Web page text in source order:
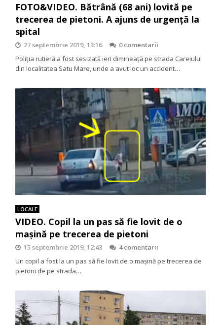
FOTO&VIDEO. Bătrână (68 ani) lovită pe
trecerea de pietoni. A ajuns de urgență la
spital
27 septembrie 2019, 13:16
0 comentarii
Poliţia rutieră a fost sesizată ieri dimineață pe strada Careiului
din localitatea Satu Mare, unde a avut loc un accident…
LOCALE
VIDEO. Copil la un pas să fie lovit de o
mașină pe trecerea de pietoni
15 septembrie 2019, 12:43
4 comentarii
Un copil a fost la un pas să fie lovit de o mașină pe trecerea de
pietoni de pe strada…